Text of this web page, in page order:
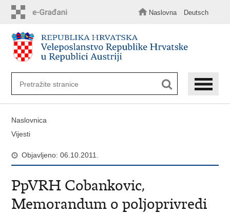
sadržaj
Naslovna Deutsch
Naslovnica
Vijesti
Objavljeno: 06.10.2011.
PpVRH Cobankovic,
Memorandum o poljoprivredi